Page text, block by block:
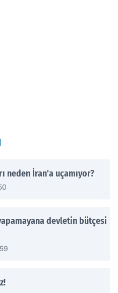
neden İran'a uçamıyor?
devletin bütçesi